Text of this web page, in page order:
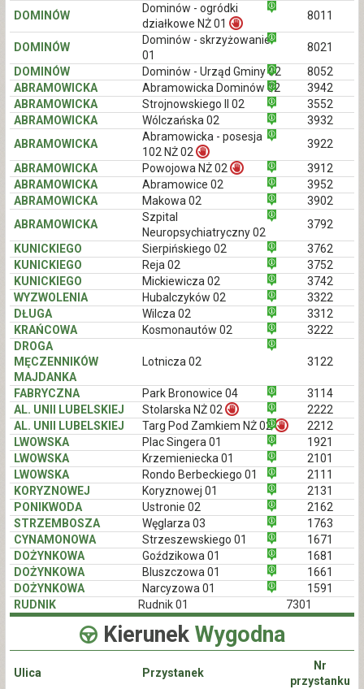
DOMINÓW
Dominów - ogródki
działkowe NŻ 01
8011
DOMINÓW
Dominów - skrzyżowanie
01
8021
DOMINÓW
Dominów - Urząd Gminy 02
8052
ABRAMOWICKA
Abramowicka Dominów 02
3942
ABRAMOWICKA
Strojnowskiego II 02
3552
ABRAMOWICKA
Wólczańska 02
3932
ABRAMOWICKA
Abramowicka - posesja
102 NŻ 02
3922
ABRAMOWICKA
Powojowa NŻ 02
3912
ABRAMOWICKA
Abramowice 02
3952
ABRAMOWICKA
Makowa 02
3902
ABRAMOWICKA
Szpital
Neuropsychiatryczny 02
3792
KUNICKIEGO
Sierpińskiego 02
3762
KUNICKIEGO
Reja 02
3752
KUNICKIEGO
Mickiewicza 02
3742
WYZWOLENIA
Hubalczyków 02
3322
DŁUGA
Wilcza 02
3312
KRAŃCOWA
Kosmonautów 02
3222
DROGA
MĘCZENNIKÓW
MAJDANKA
Lotnicza 02 3122
FABRYCZNA Park Bronowice 04
3114
AL. UNII LUBELSKIEJ
Stolarska NŻ 02
2222
AL. UNII LUBELSKIEJ
Targ Pod Zamkiem NŻ 02
2212
LWOWSKA
Plac Singera 01
1921
LWOWSKA
Krzemieniecka 01
2101
LWOWSKA
Rondo Berbeckiego 01
2111
KORYZNOWEJ
Koryznowej 01
2131
PONIKWODA
Ustronie 02
2162
STRZEMBOSZA
Węglarza 03
1763
CYNAMONOWA
Strzeszewskiego 01
1671
DOŻYNKOWA
Goździkowa 01
1681
DOŻYNKOWA
Bluszczowa 01
1661
DOŻYNKOWA
Narcyzowa 01
1591
RUDNIK
Rudnik 01 7301
Kierunek Wygodna
Ulica Przystanek
Nr
przystanku